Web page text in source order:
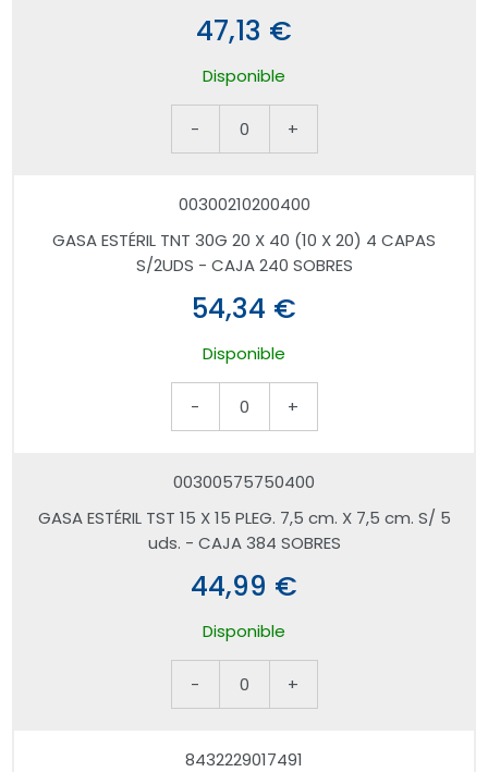
47,13 €
Disponible
- 0 +
00300210200400
GASA ESTÉRIL TNT 30G 20 X 40 (10 X 20) 4 CAPAS
S/2UDS - CAJA 240 SOBRES
54,34 €
Disponible
- 0 +
00300575750400
GASA ESTÉRIL TST 15 X 15 PLEG. 7,5 cm. X 7,5 cm. S/ 5
uds. - CAJA 384 SOBRES
44,99 €
Disponible
- 0 +
8432229017491